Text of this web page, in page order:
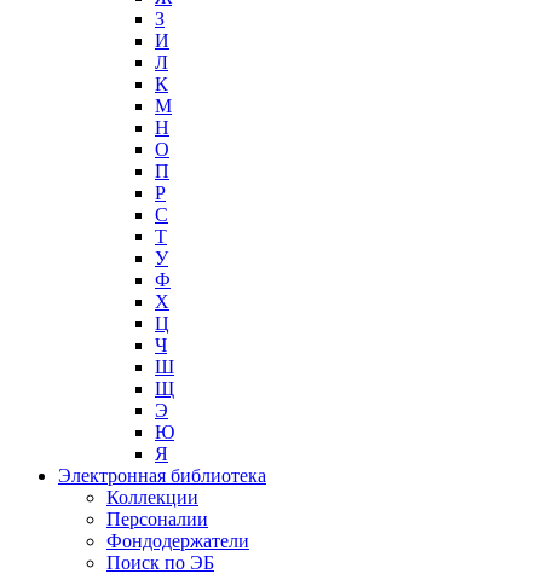
З
И
Л
К
М
Н
О
П
Р
С
Т
У
Ф
Х
Ц
Ч
Ш
Щ
Э
Ю
Я
Электронная библиотека
Коллекции
Персоналии
Фондодержатели
Поиск по ЭБ